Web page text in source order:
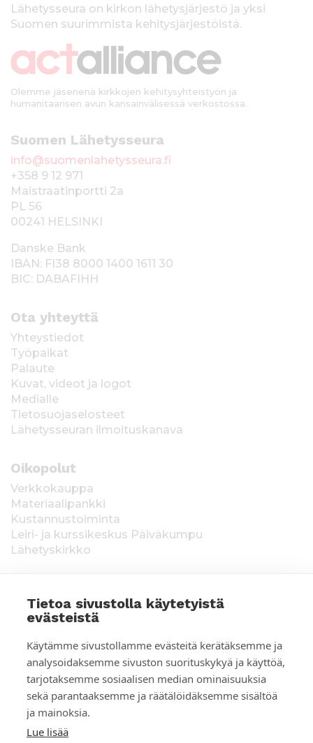
Tietoa sivustolla käytetyistä
evästeistä
Käytämme sivustollamme evästeitä kerätäksemme ja
analysoidaksemme sivuston suorituskykyä ja käyttöä,
tarjotaksemme sosiaalisen median ominaisuuksia
sekä parantaaksemme ja räätälöidäksemme sisältöä
ja mainoksia.
Lue lisää
kLähetysseura on kirkon lähetysjärjestö ja yksi
Suomen suurimmista kehitysjärjestöistä.
Olemme jäsenenä kirkkojen kehitysyhteistyön ja
humanitaarisen avun kansainvälisessä verkostossa.
Suomen Lähetysseura
info@suomenlahetysseura.fi
+358 9 12 971
Maistraatinportti 2a
PL 56
00241 HELSINKI
Danske Bank
IBAN: FI38 8000 1400 1611 30
BIC: DABAFIHH
Ota yhteyttä
Yhteystiedot
Työpaikat
Palaute
Kuvat, videot ja logot
Medialle
Tietosuojaselosteet
Lähetysseuran ilmoituskanava
Oikopolut
Verkkokauppa
Materiaalipankki
Kustannustoiminta
Leiri- ja kurssikeskus Päiväkumpu
Lähetyskirkko
voimassa toistaiseksi 1.1.2021 alkaen, myönnetty
1.12.2020, Poliisihallitus. Ahvenanmaa ÅLR
2025/5437, voimassa 1.1.–31.12.2026, myönnetty
28.8.2025 Ahvenanmaan maakuntahallitus. Kerätyt
varat käytetään Suomen Lähetysseuran
ulkomaantyöhön. Lahjoittajan tiedot tallennetaan